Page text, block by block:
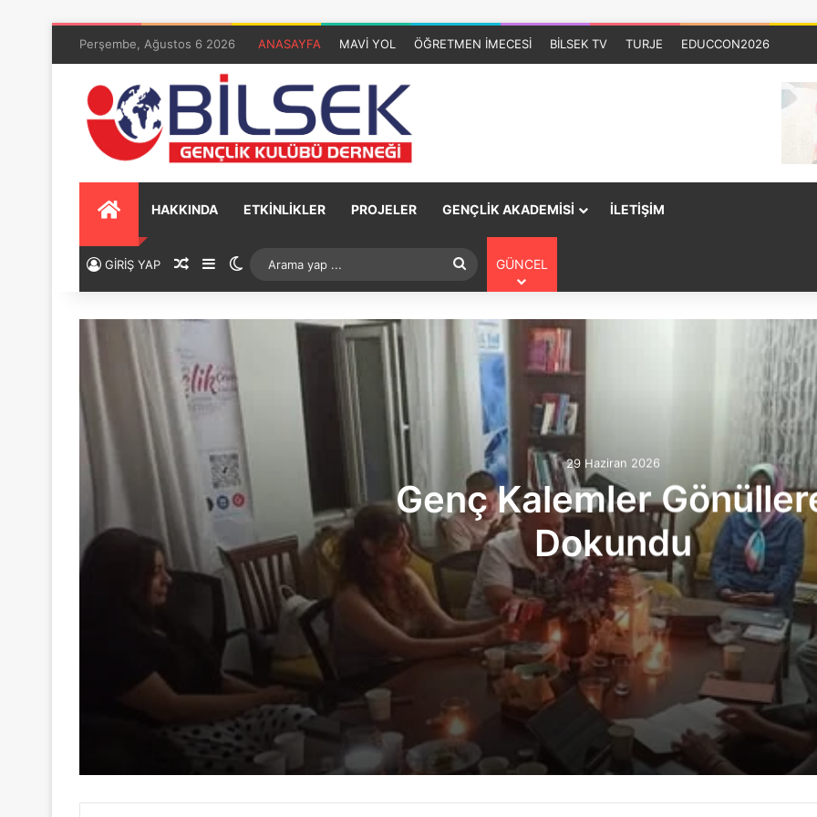
Perşembe, Ağustos 6 2026 ANASAYFA MAVİ YOL ÖĞRETMEN İMECESİ BİLSEK TV TURJE EDUCCON2026
HAKKINDA ETKİNLİKLER PROJELER GENÇLİK AKADEMİSİ İLETİŞİM
GİRİŞ YAP GÜNCEL
29 Haziran 2026
Genç Kalemler
Dokundu
Genç Kalemler Gönüllere Dokundu